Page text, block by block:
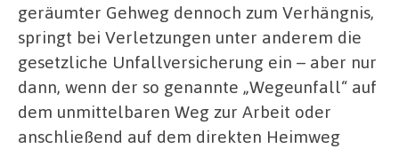
geräumter Gehweg dennoch zum Verhängnis,
springt bei Verletzungen unter anderem die
gesetzliche Unfallversicherung ein – aber nur
dann, wenn der so genannte „Wegeunfall“ auf
dem unmittelbaren Weg zur Arbeit oder
anschließend auf dem direkten Heimweg